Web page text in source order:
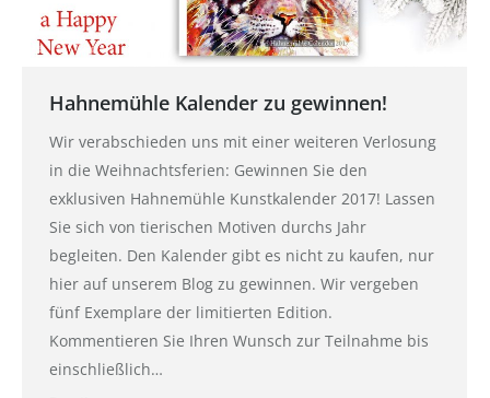
Hahnemühle Kalender zu gewinnen!
Wir verabschieden uns mit einer weiteren Verlosung
in die Weihnachtsferien: Gewinnen Sie den
exklusiven Hahnemühle Kunstkalender 2017! Lassen
Sie sich von tierischen Motiven durchs Jahr
begleiten. Den Kalender gibt es nicht zu kaufen, nur
hier auf unserem Blog zu gewinnen. Wir vergeben
fünf Exemplare der limitierten Edition.
Kommentieren Sie Ihren Wunsch zur Teilnahme bis
einschließlich…